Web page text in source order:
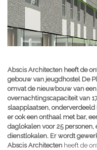
Abscis Architecten heeft de
gebouw van jeugdhostel De
omvat de nieuwbouw van
overnachtingscapaciteit van
slaapplaatsen,
er ook een onthaal met bar,
daglokalen voor 25
dienstlokalen. Er wordt
Abscis Architecten heeft de